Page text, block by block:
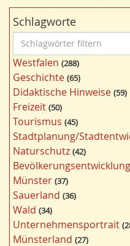
Schlagworte
c
h
l
a
g
w
ö
r
t
e
r
f
i
Westfalen 288
Geschichte 65
Didaktische Hinweise 59
Freizeit 50
Tourismus 45
Stadtplanung/
Naturschutz 42
Bevölkerungsentwicklung
Münster 37
Sauerland 36
Wald 34
Unternehmensportrait
Münsterland 27